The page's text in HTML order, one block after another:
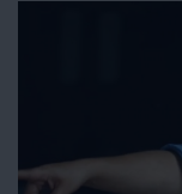
entre os Estados